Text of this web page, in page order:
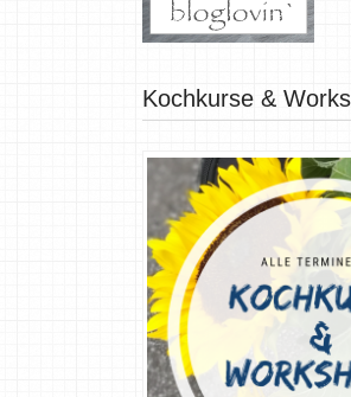
Kochkurse &